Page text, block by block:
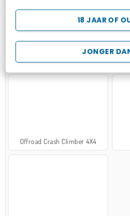
JONGER
18 JAAR OF
Hospital Surgeon Doctor Game
Offroad Crash Climber 4X4